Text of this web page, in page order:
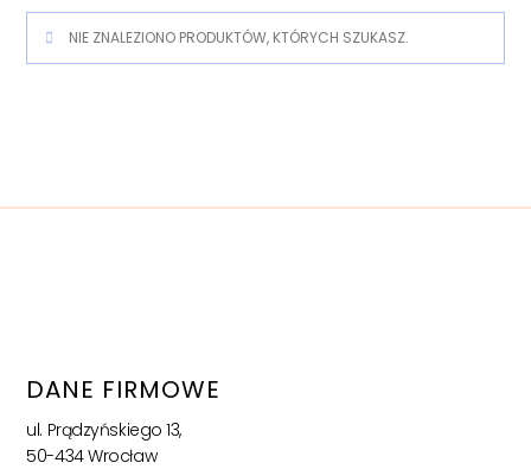
NIE ZNALEZIONO PRODUKTÓW, KTÓRYCH SZUKASZ.
DANE FIRMOWE
ul. Prądzyńskiego 13,
50-434 Wrocław